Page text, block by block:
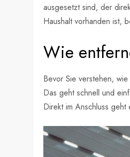
ausgesetzt sind, der
Haushalt vorhanden ist,
Wie
Bevor Sie verstehen,
Das geht schnell und
Direkt im Anschluss